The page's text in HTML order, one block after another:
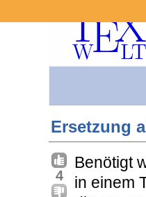
Ersetzung
4
Benötigt
in einem